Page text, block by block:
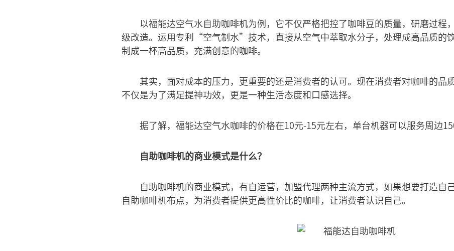
以福能达空气水自助咖啡机为例，它不仅严格把控了咖啡豆的质量，研磨过程
级改造。运用专利“空气制水”技术，直接从空气中萃取水分子，处理成高品质的
制成一杯高品质，充满创意的咖啡。
其实，面对成本的压力，更重要的还是消费者的认可。现在消费者对咖啡的品
不仅是为了满足提神功效，更是一种生活态度和口感选择。
据了解，福能达空气水咖啡的价格在10元-15元左右，单台机器可以服务周边
自助咖啡机的商业模式是什么？
自助咖啡机的商业模式，有自运营，加盟代理两种主流方式，如果想要打造自
自助咖啡机布点，为消费者提供更高性价比的咖啡，让消费者认识自己。